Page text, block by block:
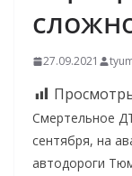
27.09.2021
Смертельное
сентября, на
автодороги